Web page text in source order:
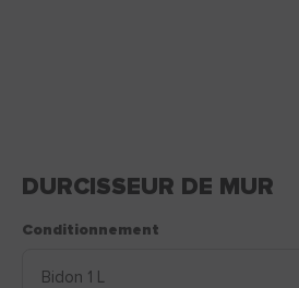
DURCISSEUR DE MUR
Conditionnement